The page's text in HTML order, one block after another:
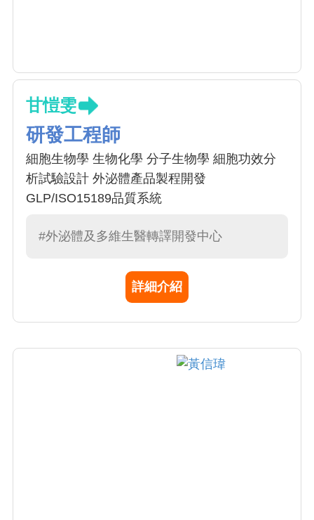
甘愷雯
研發工程師
細胞生物學 生物化學 分子生物學 細胞功效分
析試驗設計 外泌體產品製程開發
GLP/ISO15189品質系統
#外泌體及多維生醫轉譯開發中心
詳細介紹